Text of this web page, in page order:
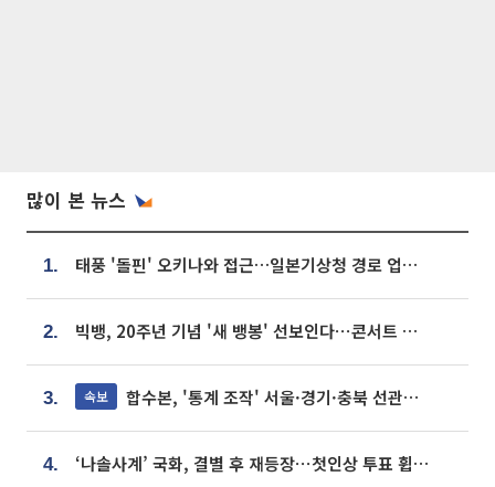
많이 본 뉴스
1. 태풍 '돌핀' 오키나와 접근…일본기상청 경로 업데이트
2. 빅뱅, 20주년 기념 '새 뱅봉' 선보인다⋯콘서트 앞두고 팝업 개최
3. 속보 합수본, '통계 조작' 서울·경기·충북 선관위 등 추가 압수수색
4. ‘나솔사계’ 국화, 결별 후 재등장⋯첫인상 투표 휩쓸고 ‘인기녀’ 등극